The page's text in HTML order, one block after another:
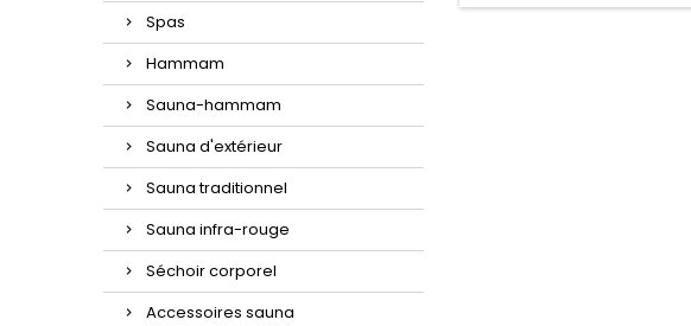
Spas
Hammam
Sauna-hammam
Sauna d'extérieur
Sauna traditionnel
Sauna infra-rouge
Séchoir corporel
Accessoires sauna